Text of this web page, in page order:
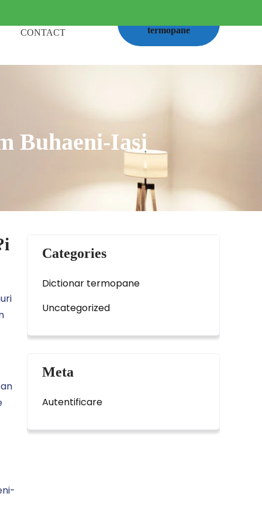
CONTACT
termopane
Buhaeni-Iasi
Categories
Dictionar termopane
Uncategorized
Meta
Autentificare